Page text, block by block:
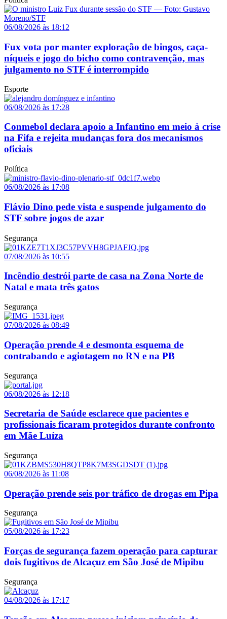
06/08/2026 às 18:12
Fux vota por manter exploração de bingos, caça-
níqueis e jogo do bicho como contravenção, mas
julgamento no STF é interrompido
Esporte
06/08/2026 às 17:28
Conmebol declara apoio a Infantino em meio à crise
na Fifa e rejeita mudanças fora dos mecanismos
oficiais
Política
06/08/2026 às 17:08
Flávio Dino pede vista e suspende julgamento do
STF sobre jogos de azar
Segurança
07/08/2026 às 10:55
Incêndio destrói parte de casa na Zona Norte de
Natal e mata três gatos
Segurança
07/08/2026 às 08:49
Operação prende 4 e desmonta esquema de
contrabando e agiotagem no RN e na PB
Segurança
06/08/2026 às 12:18
Secretaria de Saúde esclarece que pacientes e
profissionais ficaram protegidos durante confronto
em Mãe Luíza
Segurança
06/08/2026 às 11:08
Operação prende seis por tráfico de drogas em Pipa
Segurança
05/08/2026 às 17:23
Forças de segurança fazem operação para capturar
dois fugitivos de Alcaçuz em São José de Mipibu
Segurança
04/08/2026 às 17:17